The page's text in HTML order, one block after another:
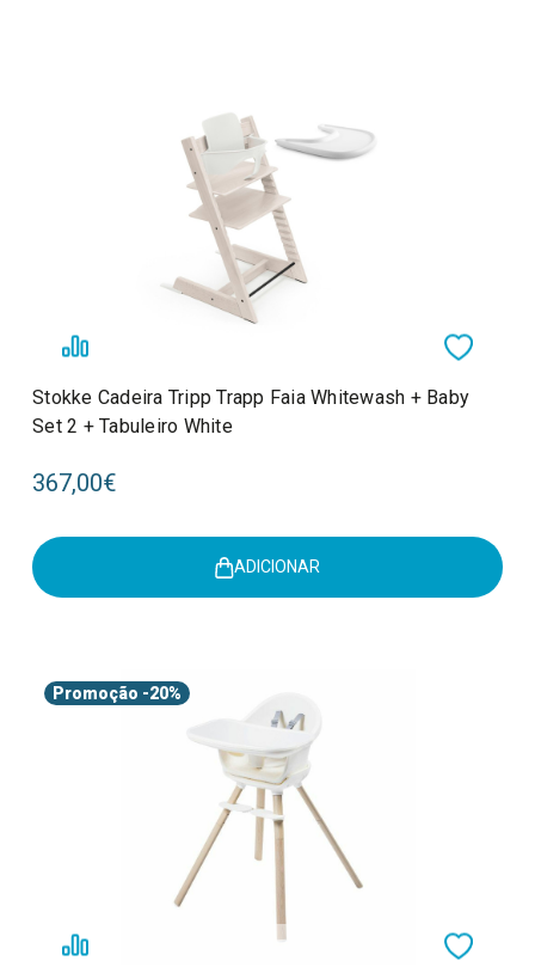
Stokke Cadeira Tripp Trapp Faia Whitewash + Baby
Set 2 + Tabuleiro White
367,00€
ADICIONAR
Promoção -20%